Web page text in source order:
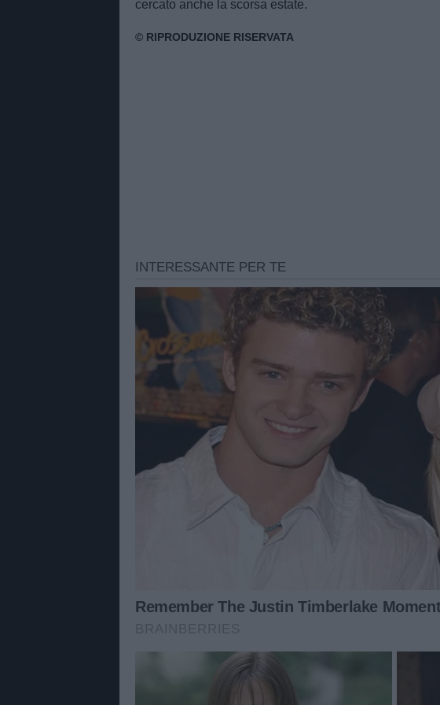
cercato anche la scorsa estate.